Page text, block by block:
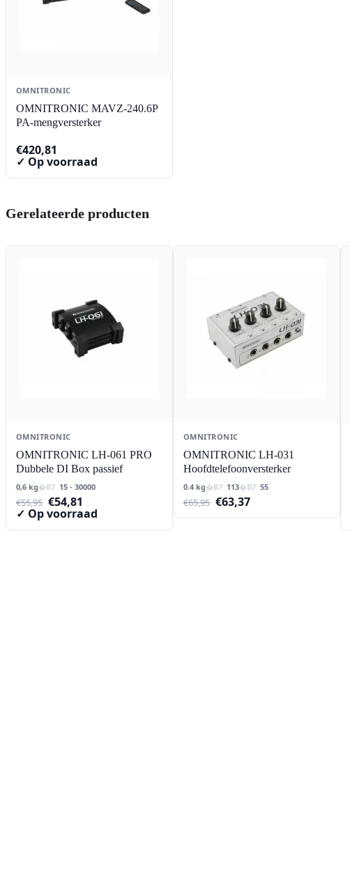
OMNITRONIC
OMNITRONIC MAVZ-240.6P
PA-mengversterker
€420,81
✓ Op voorraad
Gerelateerde producten
OMNITRONIC
OMNITRONIC LH-061 PRO
Dubbele DI Box passief
0,6 kg 15 - 30000
€55,95 Oorspronkelijke
prijs
€54,81
prijs
✓ Op voorraad
OMNITRONIC
OMNITRONIC LH-031
Hoofdtelefoonversterker
0.4 kg 113 55
€65,95 Oorspronkelijke
€63,37Huidige